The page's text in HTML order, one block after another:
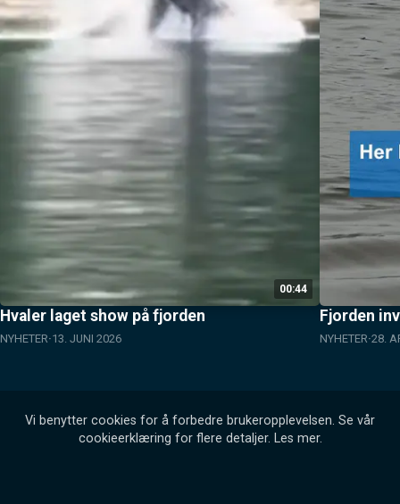
00:44
Hvaler laget show på fjorden
NYHETER 13. JUNI 2026
Fjorden
NYHETER 28.
Vi benytter cookies for å forbedre brukeropplevelsen. Se vår
cookieerklæring for flere detaljer. Les mer.